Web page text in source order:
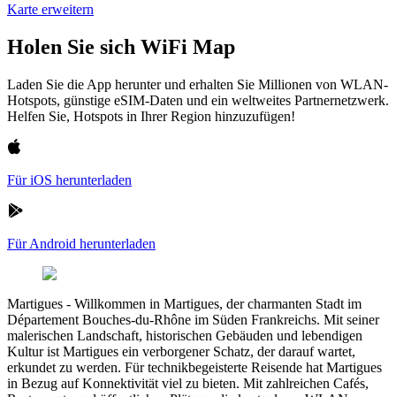
Karte erweitern
Holen Sie sich WiFi Map
Laden Sie die App herunter und erhalten Sie Millionen von WLAN-
Hotspots, günstige eSIM-Daten und ein weltweites Partnernetzwerk.
Helfen Sie, Hotspots in Ihrer Region hinzuzufügen!
Für iOS herunterladen
Für Android herunterladen
Martigues - Willkommen in Martigues, der charmanten Stadt im
Département Bouches-du-Rhône im Süden Frankreichs. Mit seiner
malerischen Landschaft, historischen Gebäuden und lebendigen
Kultur ist Martigues ein verborgener Schatz, der darauf wartet,
erkundet zu werden. Für technikbegeisterte Reisende hat Martigues
in Bezug auf Konnektivität viel zu bieten. Mit zahlreichen Cafés,